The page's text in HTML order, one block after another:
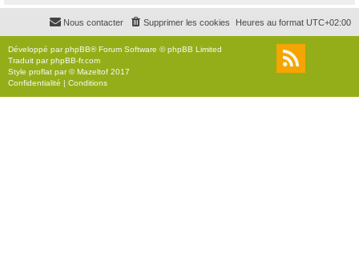
r
c
r
Heures au format UTC+02:00
Supprimer les cookies
Nous contacter
Développé parphpBB® Forum Software © phpBB Limited
Traduit parphpBB-fr.com
Style proflat par ©Mazeltof 2017
Confidentialité | Conditions